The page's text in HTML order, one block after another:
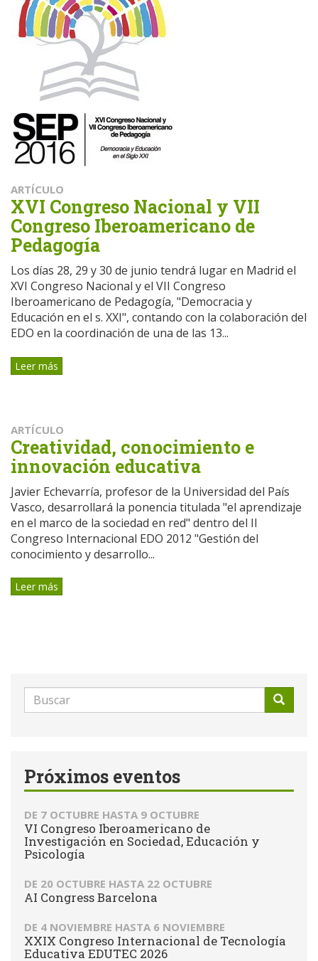
ARTÍCULO
XVI Congreso Nacional y VII
Congreso Iberoamericano de
Pedagogía
Los días 28, 29 y 30 de junio tendrá lugar en Madrid el
XVI Congreso Nacional y el VII Congreso
Iberoamericano de Pedagogía, "Democracia y
Educación en el s. XXI", contando con la colaboración del
EDO en la coordinación de una de las 13...
Leer más
ARTÍCULO
Creatividad, conocimiento e
innovación educativa
Javier Echevarría, profesor de la Universidad del País
Vasco, desarrollará la ponencia titulada "el aprendizaje
en el marco de la sociedad en red" dentro del II
Congreso Internacional EDO 2012 "Gestión del
conocimiento y desarrollo...
Leer más
Formulario
de
Próximos eventos
DE 7 OCTUBRE HASTA 9 OCTUBRE
VI Congreso Iberoamericano de
Investigación en Sociedad, Educación y
Psicología
DE 20 OCTUBRE HASTA 22 OCTUBRE
AI Congress Barcelona
DE 4 NOVIEMBRE HASTA 6 NOVIEMBRE
XXIX Congreso Internacional de Tecnología
Educativa EDUTEC 2026